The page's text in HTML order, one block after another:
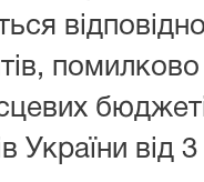
України